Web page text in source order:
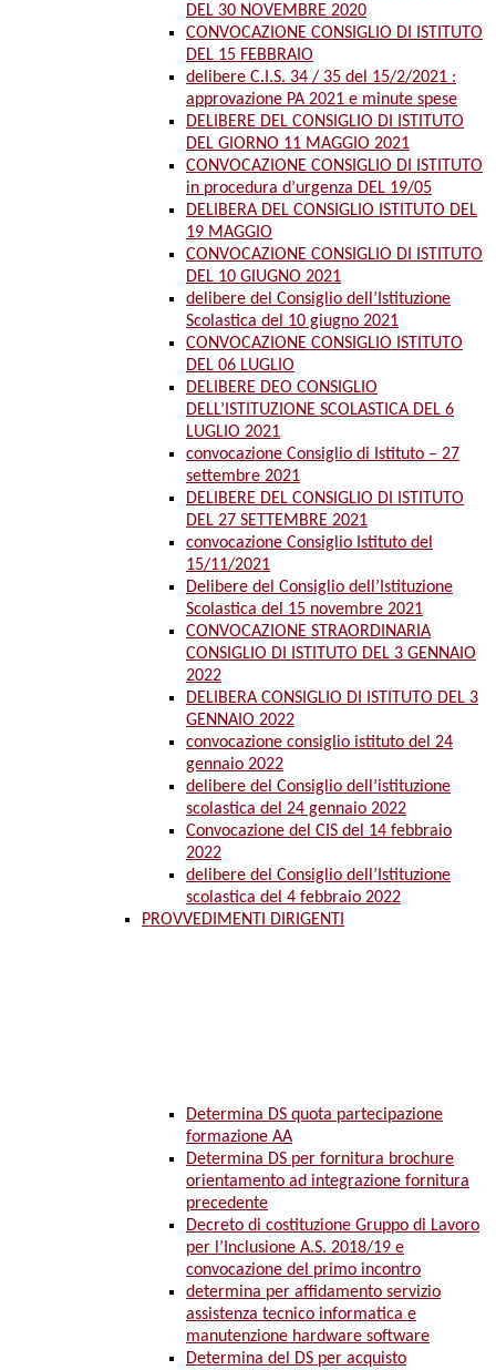
DEL 30 NOVEMBRE 2020
CONVOCAZIONE CONSIGLIO DI ISTITUTO
DEL 15 FEBBRAIO
delibere C.I.S. 34 / 35 del 15/2/2021 :
approvazione PA 2021 e minute spese
DELIBERE DEL CONSIGLIO DI ISTITUTO
DEL GIORNO 11 MAGGIO 2021
CONVOCAZIONE CONSIGLIO DI ISTITUTO
in procedura d’urgenza DEL 19/05
DELIBERA DEL CONSIGLIO ISTITUTO DEL
19 MAGGIO
CONVOCAZIONE CONSIGLIO DI ISTITUTO
DEL 10 GIUGNO 2021
delibere del Consiglio dell’Istituzione
Scolastica del 10 giugno 2021
CONVOCAZIONE CONSIGLIO ISTITUTO
DEL 06 LUGLIO
DELIBERE DEO CONSIGLIO
DELL’ISTITUZIONE SCOLASTICA DEL 6
LUGLIO 2021
convocazione Consiglio di Istituto – 27
settembre 2021
DELIBERE DEL CONSIGLIO DI ISTITUTO
DEL 27 SETTEMBRE 2021
convocazione Consiglio Istituto del
15/11/2021
Delibere del Consiglio dell’Istituzione
Scolastica del 15 novembre 2021
CONVOCAZIONE STRAORDINARIA
CONSIGLIO DI ISTITUTO DEL 3 GENNAIO
2022
DELIBERA CONSIGLIO DI ISTITUTO DEL 3
GENNAIO 2022
convocazione consiglio istituto del 24
gennaio 2022
delibere del Consiglio dell’istituzione
scolastica del 24 gennaio 2022
Convocazione del CIS del 14 febbraio
2022
delibere del Consiglio dell’Istituzione
scolastica del 4 febbraio 2022
PROVVEDIMENTI DIRIGENTI
Determina DS quota partecipazione
formazione AA
Determina DS per fornitura brochure
orientamento ad integrazione fornitura
precedente
Decreto di costituzione Gruppo di Lavoro
per l’Inclusione A.S. 2018/19 e
convocazione del primo incontro
determina per affidamento servizio
assistenza tecnico informatica e
manutenzione hardware software
Determina del DS per acquisto